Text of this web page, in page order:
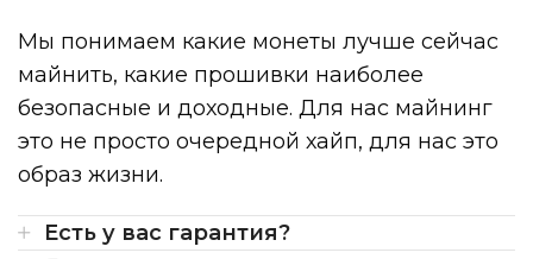
Мы понимаем какие монеты лучше сейчас
майнить, какие прошивки наиболее
безопасные и доходные. Для нас майнинг
это не просто очередной хайп, для нас это
образ жизни.
Есть у вас гарантия?